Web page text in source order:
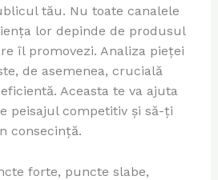
tău. Nu toate canalele
lor depinde de produsul
îl promovezi. Analiza pieței
de asemenea, crucială
Aceasta te va ajuta
peisajul competitiv și să-ți
consecință.
forte, puncte slabe,